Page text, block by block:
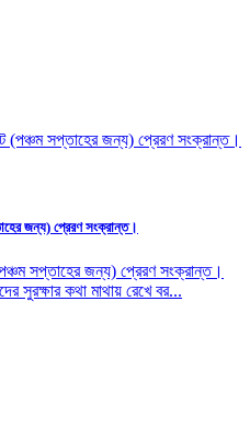
জন্য) প্রেরণ সংক্রান্ত।
সপ্তাহের জন্য) প্রেরণ সংক্রান্ত।
সুরক্ষার কথা মাথায় রেখে বর...